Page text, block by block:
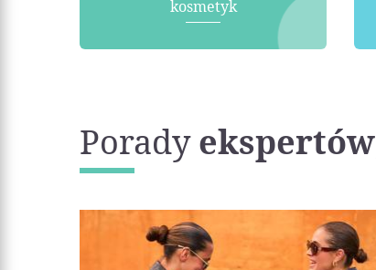
kosmetyk
Poradyekspertów